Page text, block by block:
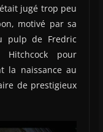
jugé trop peu
motivé par sa
pulp de Fredric
pour
la naissance au
de prestigieux